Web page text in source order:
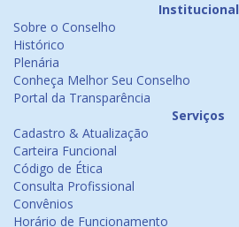
Institucional
Sobre o Conselho
Histórico
Plenária
Conheça Melhor Seu Conselho
Portal da Transparência
Serviços
Cadastro & Atualização
Carteira Funcional
Código de Ética
Consulta Profissional
Convênios
Horário de Funcionamento